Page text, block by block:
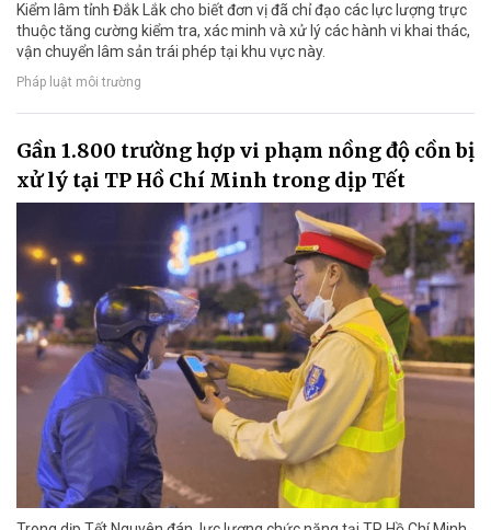
Kiểm lâm tỉnh Đắk Lắk cho biết đơn vị đã chỉ đạo các lực lượng trực
thuộc tăng cường kiểm tra, xác minh và xử lý các hành vi khai thác,
vận chuyển lâm sản trái phép tại khu vực này.
Pháp luật môi trường
Gần 1.800 trường hợp vi phạm nồng độ cồn bị
xử lý tại TP Hồ Chí Minh trong dịp Tết